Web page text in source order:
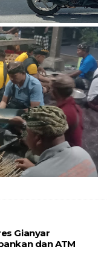
Gianyar
dan ATM